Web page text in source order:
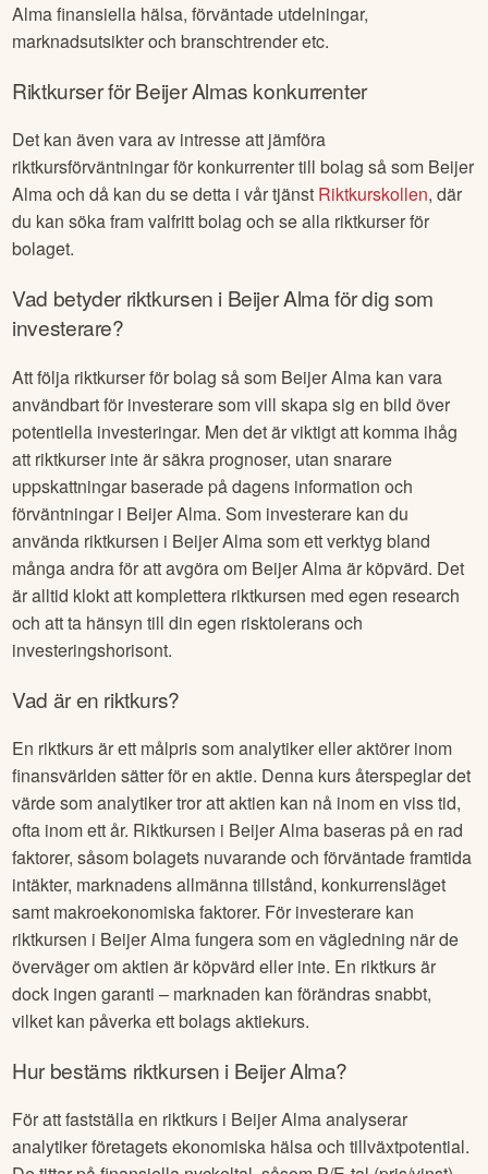
Almafinansiella hälsa, förväntade utdelningar,
marknadsutsikter och branschtrender etc.
Riktkurser förBeijer Almas konkurrenter
Det kan även vara av intresse att jämföra
riktkursförväntningar för konkurrenter till bolag så som Beijer
Almaoch då kan du se detta i vår tjänst Riktkurskollen, där
du kan söka fram valfritt bolag och se alla riktkurser för
bolaget.
Vad betyder riktkursen i Beijer Almaför dig som
investerare?
Att följa riktkurser för bolag så som Beijer Alma kan vara
användbart för investerare som vill skapa sig en bild över
potentiella investeringar. Men det är viktigt att komma ihåg
att riktkurser inte är säkra prognoser, utan snarare
uppskattningar baserade på dagens information och
förväntningar i Beijer Alma. Som investerare kan du
använda riktkursen i Beijer Almasom ett verktyg bland
många andra för att avgöra om Beijer Almaär köpvärd. Det
är alltid klokt att komplettera riktkursen med egen research
och att ta hänsyn till din egen risktolerans och
investeringshorisont.
Vad är en riktkurs?
En riktkurs är ett målpris som analytiker eller aktörer inom
finansvärlden sätter för en aktie. Denna kurs återspeglar det
värde som analytiker tror att aktien kan nå inom en viss tid,
ofta inom ett år. Riktkursen i Beijer Almabaseras på en rad
faktorer, såsom bolagets nuvarande och förväntade framtida
intäkter, marknadens allmänna tillstånd, konkurrensläget
samt makroekonomiska faktorer. För investerare kan
riktkursen i Beijer Almafungera som en vägledning när de
överväger om aktien är köpvärd eller inte. En riktkurs är
dock ingen garanti – marknaden kan förändras snabbt,
vilket kan påverka ett bolags aktiekurs.
Hur bestäms riktkursen i Beijer Alma?
För att fastställa en riktkurs i Beijer Almaanalyserar
analytiker företagets ekonomiska hälsa och tillväxtpotential.